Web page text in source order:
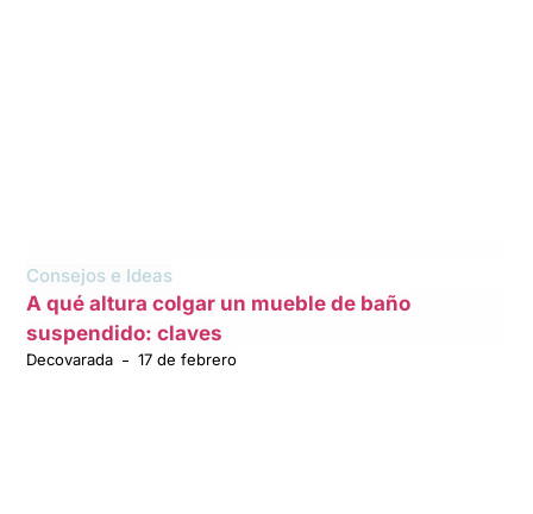
Consejos e Ideas
A qué altura colgar un mueble de baño
suspendido: claves
Decovarada 17 de febrero